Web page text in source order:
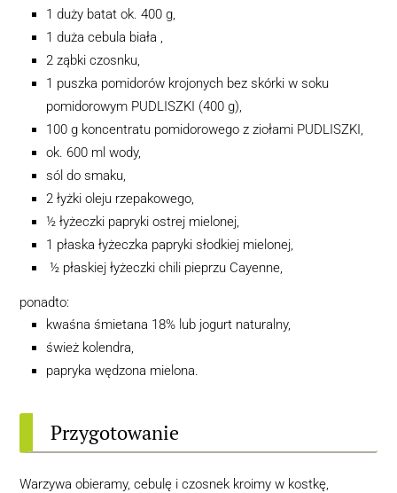
1 duży batat ok. 400 g,
1 duża cebula biała ,
2 ząbki czosnku,
1 puszka pomidorów krojonych bez skórki w soku
pomidorowym PUDLISZKI (400 g),
100 g koncentratu pomidorowego z ziołami PUDLISZKI,
ok. 600 ml wody,
sól do smaku,
2 łyżki oleju rzepakowego,
½ łyżeczki papryki ostrej mielonej,
1 płaska łyżeczka papryki słodkiej mielonej,
½ płaskiej łyżeczki chili pieprzu Cayenne,
ponadto:
kwaśna śmietana 18% lub jogurt naturalny,
śwież kolendra,
papryka wędzona mielona.
Przygotowanie
Warzywa obieramy, cebulę i czosnek kroimy w kostkę,